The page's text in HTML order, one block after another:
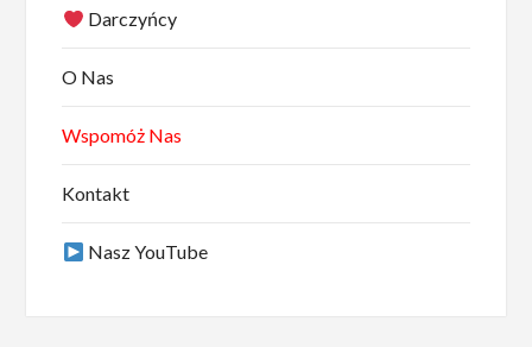
Darczyńcy
O Nas
Wspomóż Nas
Kontakt
Nasz YouTube